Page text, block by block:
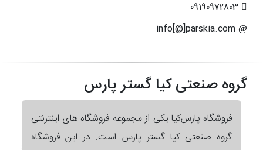
گروه صنعتی کیا گستر پارس
فروشگاه پارس‌کیا یکی از مجموعه فروشگاه های اینترنتی
گروه صنعتی کیا گستر پارس است. در این فروشگاه